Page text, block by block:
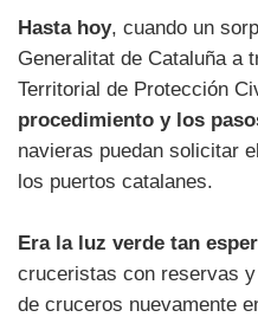
Hasta hoy, cuando un
Generalitat de Cataluña a
Territorial de Protección
procedimiento y los
navieras puedan solicitar
los puertos catalanes.
Era la luz verde tan
cruceristas con reservas
de cruceros nuevamente